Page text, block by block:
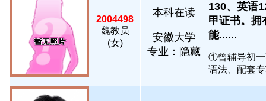
2004498
魏教员
(女)
本科在读
安徽大学
专业：隐藏
130、英语
甲证书。拥
能......
①曾辅导初一
语法、配套